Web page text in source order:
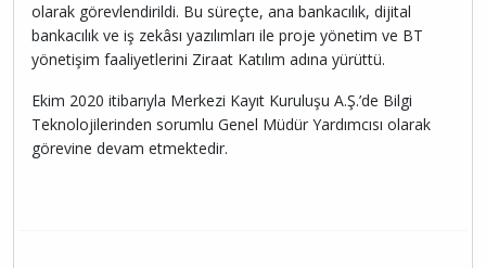
olarak görevlendirildi. Bu süreçte, ana bankacılık, dijital
bankacılık ve iş zekâsı yazılımları ile proje yönetim ve BT
yönetişim faaliyetlerini Ziraat Katılım adına yürüttü.
Ekim 2020 itibarıyla Merkezi Kayıt Kuruluşu A.Ş.’de Bilgi
Teknolojilerinden sorumlu Genel Müdür Yardımcısı olarak
görevine devam etmektedir.